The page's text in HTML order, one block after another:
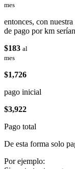
mes
entonces, con
de pago por km serían
$183 al
mes
$1,726
pago inicial
$3,922
Pago total
De esta forma solo
Por ejemplo: